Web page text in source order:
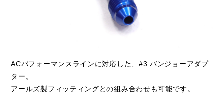
ACパフォーマンスラインに対応した、#3 バンジョーアダプ
ター。
アールズ製フィッティングとの組み合わせも可能です。